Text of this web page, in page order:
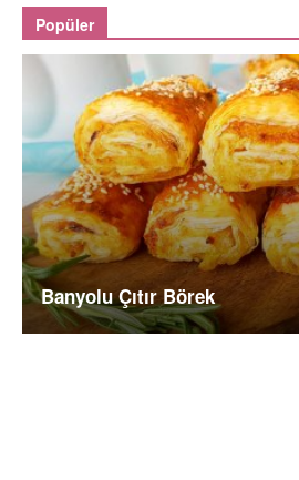
Popüler
Banyolu Çıtır Börek